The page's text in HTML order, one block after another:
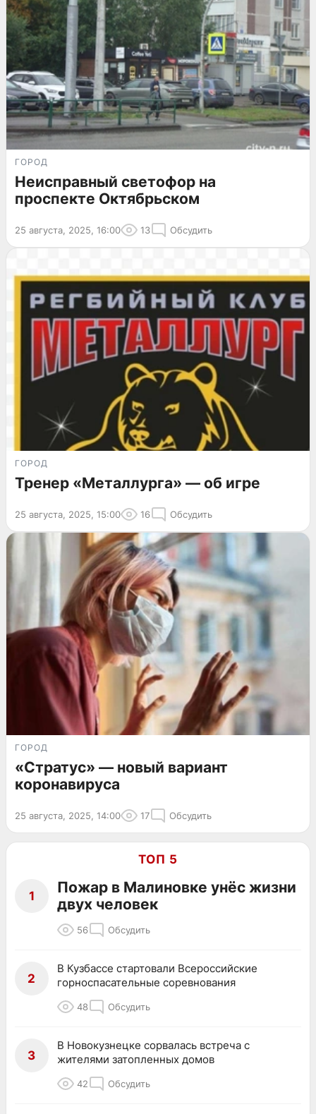
ГОРОД
Неисправный светофор на
проспекте Октябрьском
25 августа, 2025, 16:00 13 Обсудить
ГОРОД
Тренер «Металлурга» — об игре
25 августа, 2025, 15:00 16 Обсудить
ГОРОД
«Стратус» — новый вариант
коронавируса
25 августа, 2025, 14:00 17 Обсудить
ТОП 5
1
Пожар в Малиновке унёс жизни
двух человек
56 Обсудить
2
В Кузбассе стартовали Всероссийские
горноспасательные соревнования
48 Обсудить
3
В Новокузнецке сорвалась встреча с
жителями затопленных домов
42 Обсудить